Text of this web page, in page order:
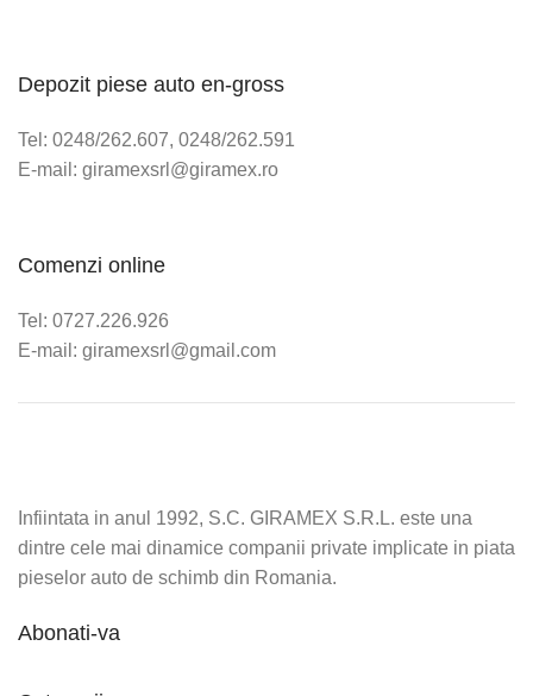
Depozit piese auto en-gross
Tel: 0248/262.607, 0248/262.591
E-mail: giramexsrl@giramex.ro
Comenzi online
Tel: 0727.226.926
E-mail: giramexsrl@gmail.com
Infiintata in anul 1992, S.C. GIRAMEX S.R.L. este una
dintre cele mai dinamice companii private implicate in piata
pieselor auto de schimb din Romania.
Abonati-va